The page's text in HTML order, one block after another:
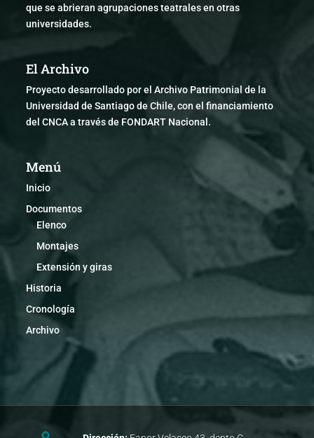
que se abrieran agrupaciones teatrales en otras
universidades.
El Archivo
Proyecto desarrollado por el Archivo Patrimonial de la
Universidad de Santiago de Chile, con el financiamiento
del CNCA a través de FONDART Nacional.
Menú
Inicio
Documentos
Elenco
Montajes
Extensión y giras
Historia
Cronología
Archivo